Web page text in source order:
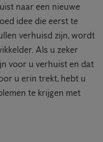
naar een nieuwe
idee die eerst te
verhuisd zijn, wordt
Als u zeker
voor u verhuist en dat
u erin trekt, hebt u
te krijgen met